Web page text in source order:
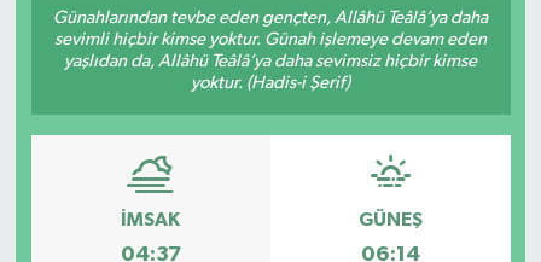
Günahlarından tevbe eden gençten, Allâhü Teâlâ’ya daha
sevimli hiçbir kimse yoktur. Günah işlemeye devam eden
yaşlıdan da, Allâhü Teâlâ’ya daha sevimsiz hiçbir kimse
yoktur. (Hadis-i Şerif)
İMSAK
04:37
GÜNEŞ
06:14
Resmi İlanlar
Spor
Teknoloji
Tatil ve Seyahat
Haber Arşivi